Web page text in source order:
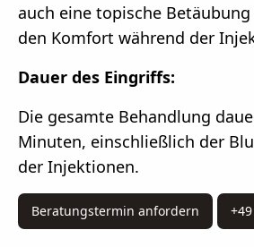
auch eine topische
den Komfort während der
Dauer des Eingriffs:
Die gesamte Behandlung
Minuten, einschließlich der
der Injektionen.
Beratungstermin anfordern